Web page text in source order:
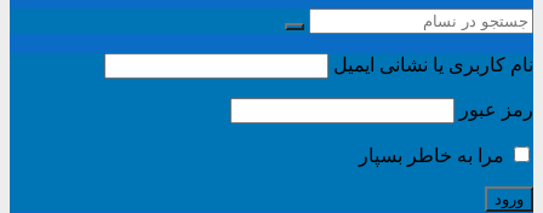
نام کاربری یا نشانی ایمیل
رمز عبور
مرا به خاطر بسپار